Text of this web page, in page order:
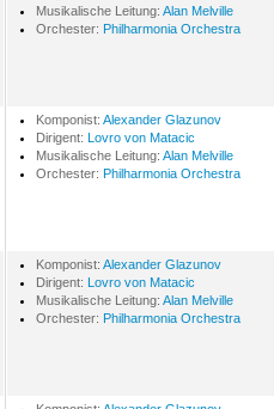
Musikalische Leitung: Alan Melville
Orchester: Philharmonia Orchestra
Komponist: Alexander Glazunov
Dirigent: Lovro von Matacic
Musikalische Leitung: Alan Melville
Orchester: Philharmonia Orchestra
Komponist: Alexander Glazunov
Dirigent: Lovro von Matacic
Musikalische Leitung: Alan Melville
Orchester: Philharmonia Orchestra